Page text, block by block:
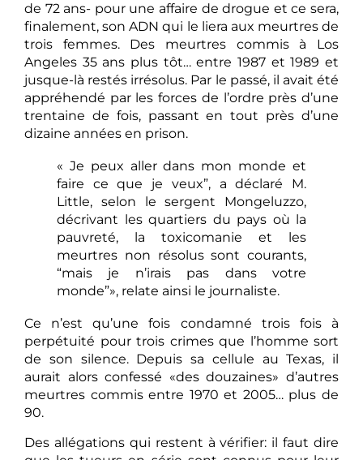
de 72 ans- pour une affaire de drogue et ce sera,
finalement, son ADN qui le liera aux meurtres de
trois femmes. Des meurtres commis à Los
Angeles 35 ans plus tôt… entre 1987 et 1989 et
jusque-là restés irrésolus. Par le passé, il avait été
appréhendé par les forces de l’ordre près d’une
trentaine de fois, passant en tout près d’une
dizaine années en prison.
« Je peux aller dans mon monde et
faire ce que je veux”, a déclaré M.
Little, selon le sergent Mongeluzzo,
décrivant les quartiers du pays où la
pauvreté, la toxicomanie et les
meurtres non résolus sont courants,
“mais je n’irais pas dans votre
monde”», relate ainsi le journaliste.
Ce n’est qu’une fois condamné trois fois à
perpétuité pour trois crimes que l’homme sort
de son silence. Depuis sa cellule au Texas, il
aurait alors confessé «des douzaines» d’autres
meurtres commis entre 1970 et 2005… plus de
90.
Des allégations qui restent à vérifier: il faut dire